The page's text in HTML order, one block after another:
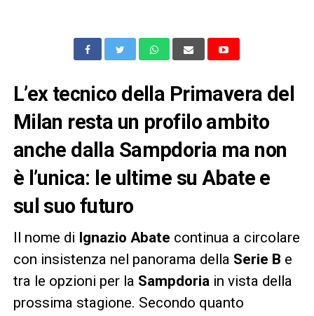
L’ex tecnico della Primavera del
Milan resta un profilo ambito
anche dalla Sampdoria ma non
è l’unica: le ultime su Abate e
sul suo futuro
Il nome di Ignazio Abate continua a circolare
con insistenza nel panorama della Serie B e
tra le opzioni per la Sampdoria in vista della
prossima stagione. Secondo quanto